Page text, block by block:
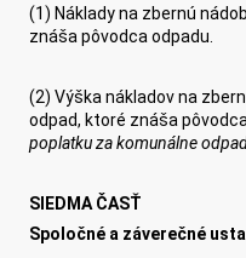
(1) Náklady na zbernú
znáša pôvodca odpadu.
(2) Výška nákladov na
odpad, ktoré znáša
poplatku za komunálne
SIEDMA ČASŤ
Spoločné a záverečné